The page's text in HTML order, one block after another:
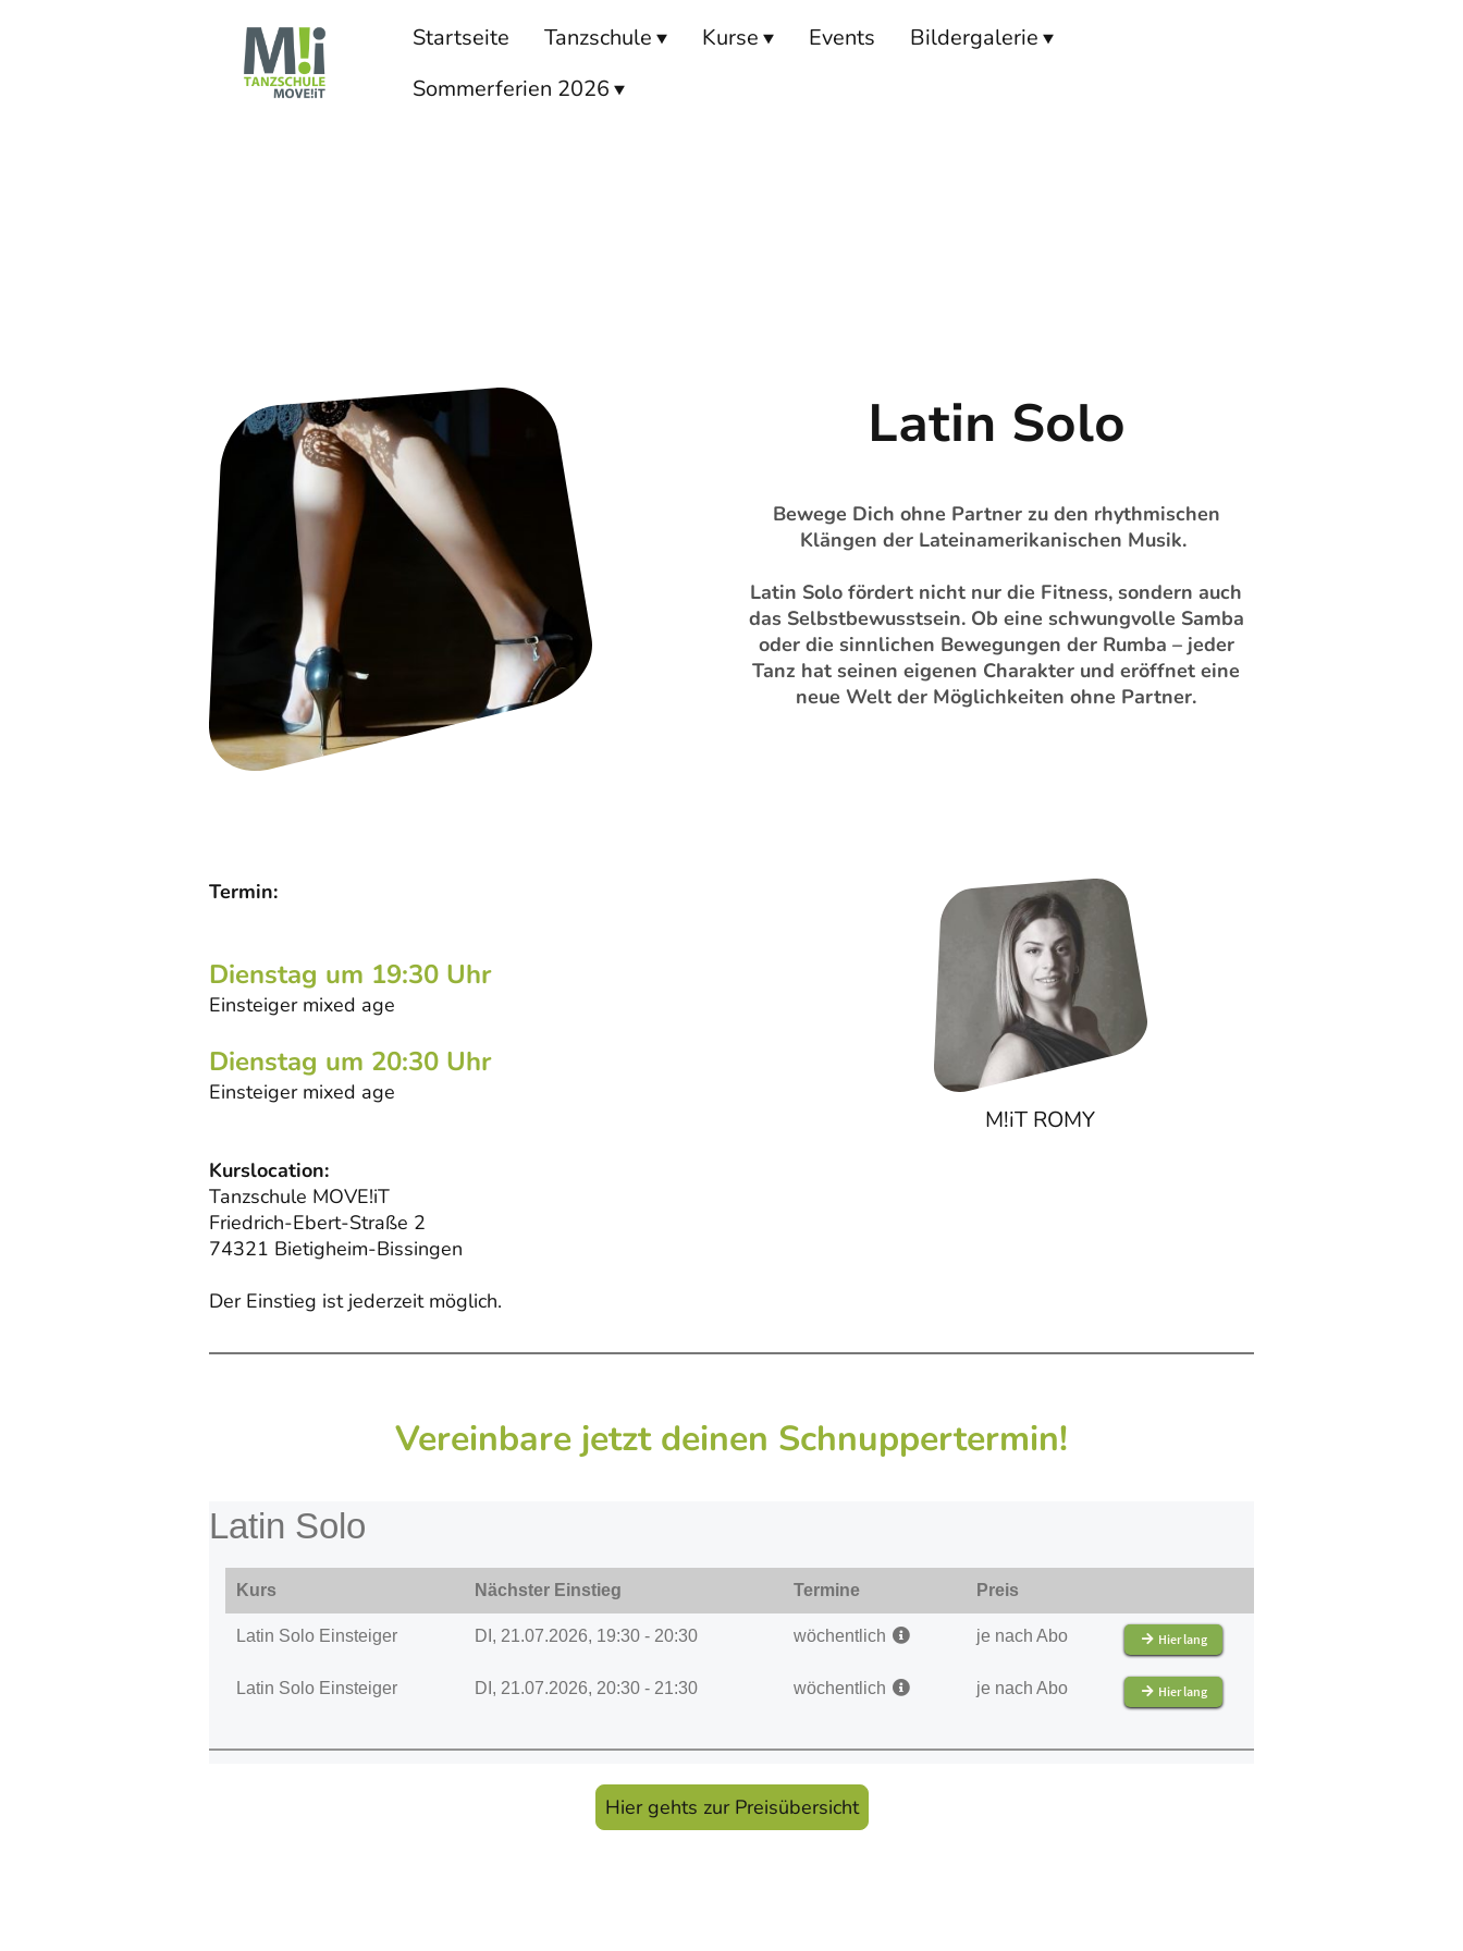
Startseite Tanzschule Kurse Events
Bildergalerie
Sommerferien 2026
Latin Solo
Bewege Dich ohne Partner zu den rhythmischen
Klängen der Lateinamerikanischen Musik.
Latin Solo fördert nicht nur die Fitness, sondern auch
das Selbstbewusstsein. Ob eine schwungvolle Samba
oder die sinnlichen Bewegungen der Rumba – jeder
Tanz hat seinen eigenen Charakter und eröffnet eine
neue Welt der Möglichkeiten ohne Partner.
Termin:
Dienstag um 19:30 Uhr
Einsteiger mixed age
Dienstag um 20:30 Uhr
Einsteiger mixed age
Kurslocation:
Tanzschule MOVE!iT
Friedrich-Ebert-Straße 2
74321 Bietigheim-Bissingen
Der Einstieg ist jederzeit möglich.
M!iT ROMY
Vereinbare jetzt deinen Schnuppertermin!
Hier gehts zur Preisübersicht